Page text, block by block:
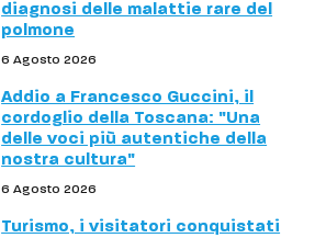
diagnosi delle malattie rare del
polmone
6 Agosto 2026
Addio a Francesco Guccini, il
cordoglio della Toscana: "Una
delle voci più autentiche della
nostra cultura"
6 Agosto 2026
Turismo, i visitatori conquistati